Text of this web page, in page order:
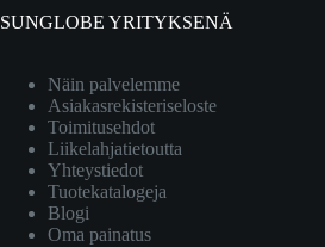
SUNGLOBE YRITYKSENÄ
Näin palvelemme
Asiakasrekisteriseloste
Toimitusehdot
Liikelahjatietoutta
Yhteystiedot
Tuotekatalogeja
Blogi
Oma painatus